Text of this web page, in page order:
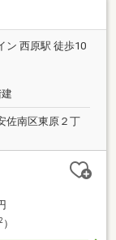
ン 西原駅 徒歩10
佐南区東原２丁
2）